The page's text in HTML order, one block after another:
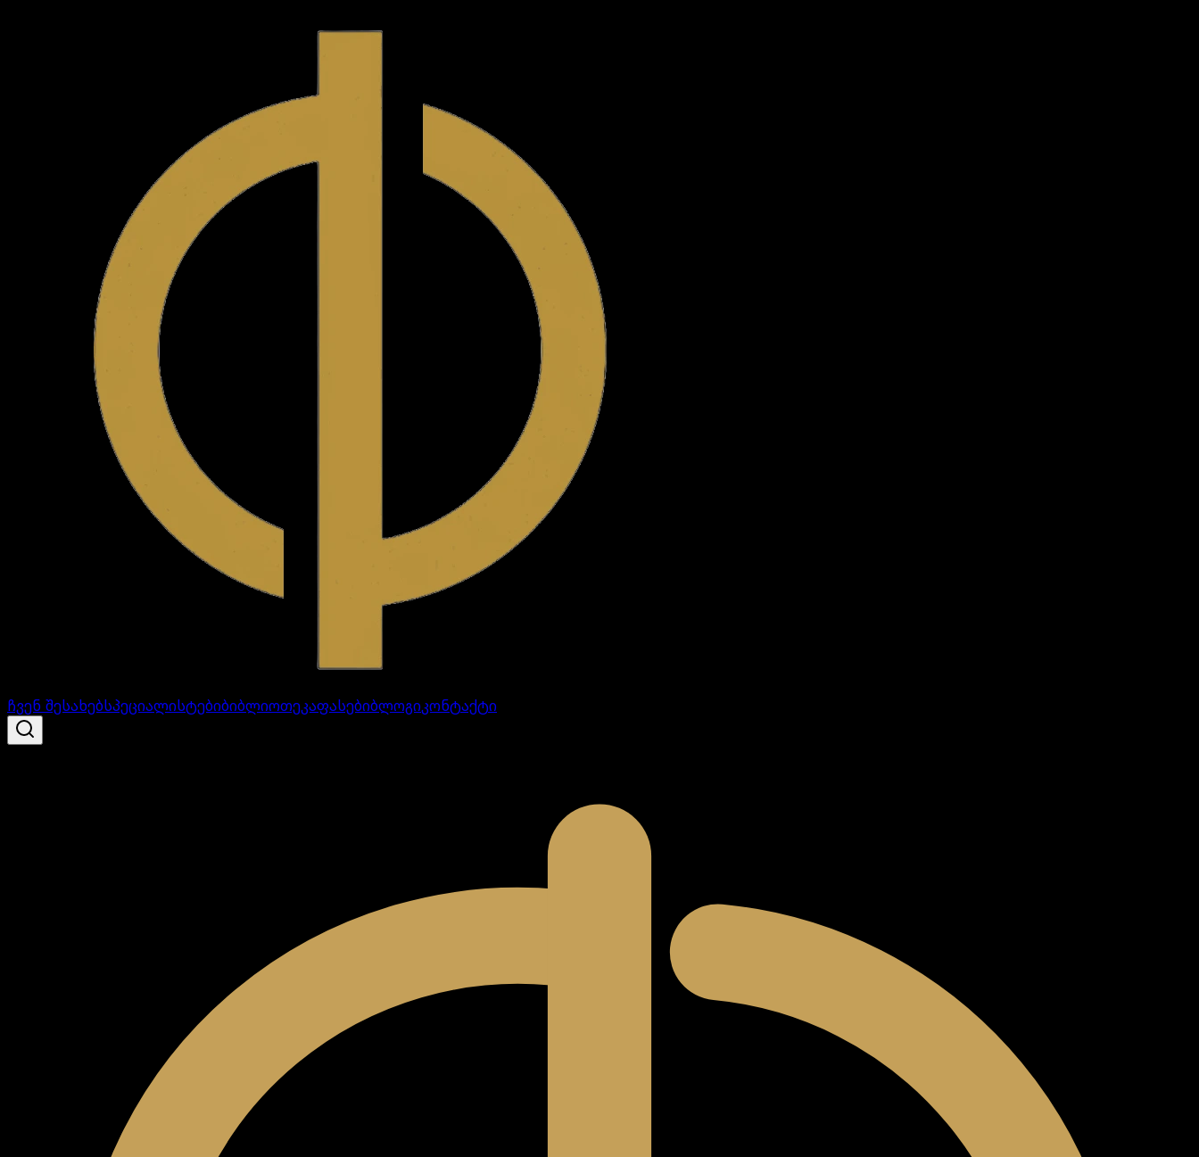
ჩვენ შესახებსპეციალისტებიბიბლიოთეკაფასებიბლოგიკონტაქტი